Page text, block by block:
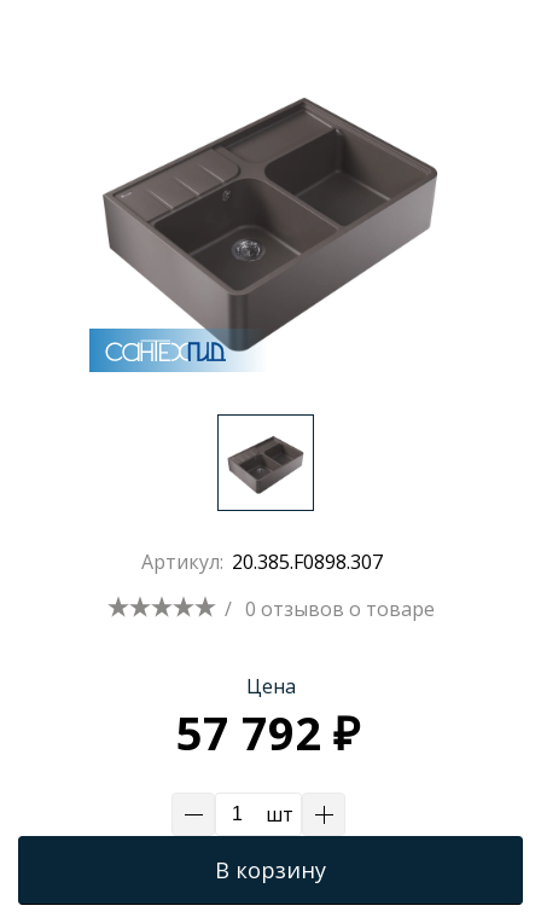
Раковины
Душевые кабины
Полотенцесушители
Аксессуары для ванных комнат
Душевые поддоны
Душевые уголки и ограждения
Артикул: 20.385.F0898.307
/ 0 отзывов о товаре
Цена
57 792 ₽
шт
В корзину